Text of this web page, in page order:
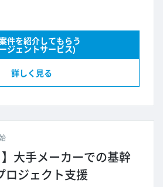
詳しく見る
件を紹介してもらう
ジェントサービス)
】大手メーカーでの基幹
ロジェクト支援